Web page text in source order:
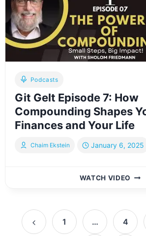
:
121
Podcasts
Git Gelt Episode 7: How
Compounding Shapes
Finances and Your Life
Chaim Ekstein January 6, 2025
WATCH VIDEO GIT
HOW
Page
Previous
1 … 4